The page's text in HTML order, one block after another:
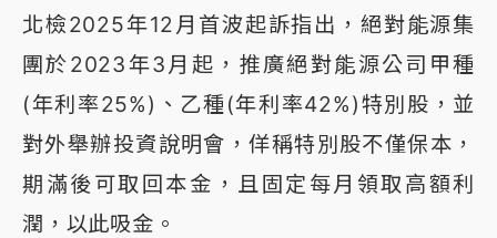
北檢2025年12月首波起訴指出，絕對能源集
團於2023年3月起，推廣絕對能源公司甲種
(年利率25%)、乙種(年利率42%)特別股，並
對外舉辦投資說明會，佯稱特別股不僅保本，
期滿後可取回本金，且固定每月領取高額利
潤，以此吸金。